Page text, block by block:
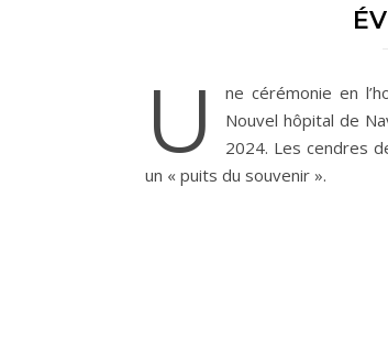
U
ne cérémonie en
Nouvel hôpital de
2024. Les cendres
un « puits du souvenir ».